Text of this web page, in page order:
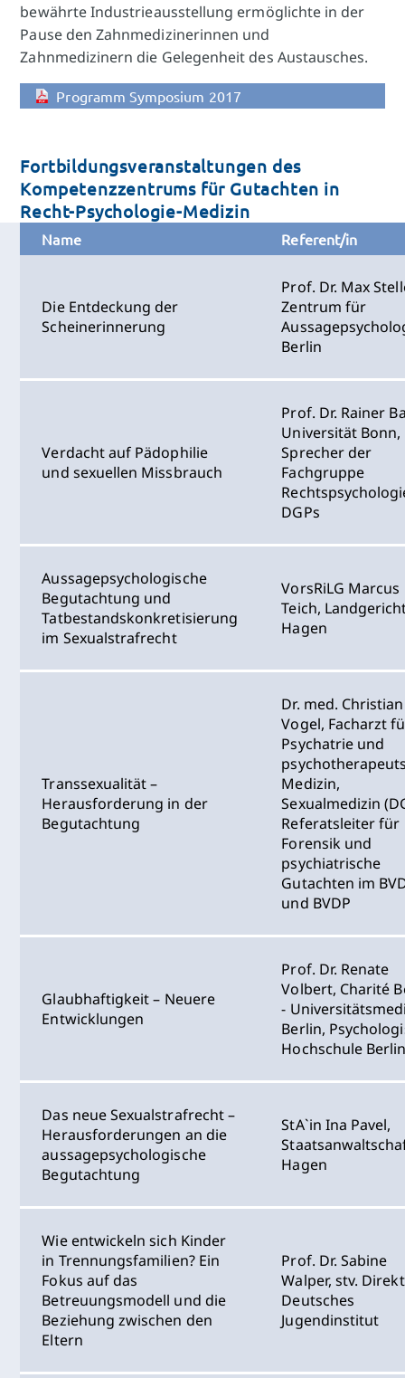
bewährte Industrieausstellung ermöglichte in der
Pause den Zahnmedizinerinnen und
Zahnmedizinern die Gelegenheit des Austausches.
Programm Symposium 2017
Fortbildungsveranstaltungen des
Kompetenzzentrums für Gutachten in
Recht-Psychologie-Medizin
Name Referent/in
Die Entdeckung der
Scheinerinnerung
Prof. Dr. Max
Zentrum für
Berlin
Verdacht auf Pädophilie
und sexuellen Missbrauch
Prof. Dr. Rainer
Universität Bonn,
Sprecher der
Fachgruppe
DGPs
Aussagepsychologische
Begutachtung und
Tatbestandskonkretisierung
im Sexualstrafrecht
VorsRiLG Marcus
Teich,
Hagen
Transsexualität –
Herausforderung in der
Begutachtung
Dr. med. Christian
Vogel, Facharzt
Psychatrie und
Medizin,
Sexualmedizin
Referatsleiter für
Forensik und
psychiatrische
Gutachten im
und BVDP
Glaubhaftigkeit – Neuere
Entwicklungen
Prof. Dr. Renate
Volbert, Charité
-
Berlin,
Hochschule
Das neue Sexualstrafrecht –
Herausforderungen an die
aussagepsychologische
Begutachtung
StA`in Ina Pavel,
Hagen
Wie entwickeln sich Kinder
in Trennungsfamilien? Ein
Fokus auf das
Betreuungsmodell und die
Beziehung zwischen den
Eltern
Prof. Dr. Sabine
Walper, stv.
Deutsches
Jugendinstitut